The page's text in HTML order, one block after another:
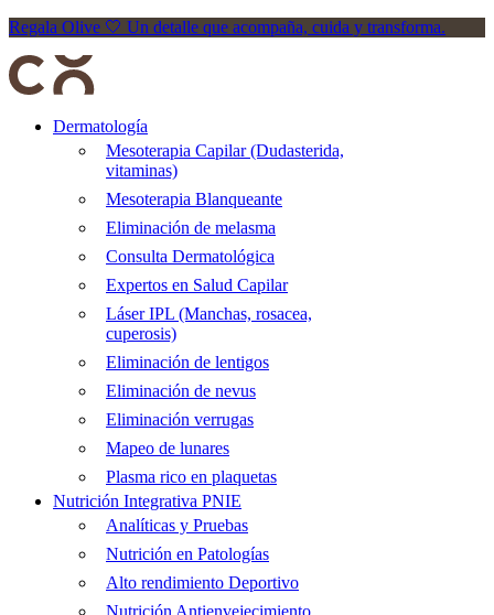
Regala Olive 🤍 Un detalle que acompaña, cuida y transforma.
Dermatología
Mesoterapia Capilar (Dudasterida,
vitaminas)
Mesoterapia Blanqueante
Eliminación de melasma
Consulta Dermatológica
Expertos en Salud Capilar
Láser IPL (Manchas, rosacea,
cuperosis)
Eliminación de lentigos
Eliminación de nevus
Eliminación verrugas
Mapeo de lunares
Plasma rico en plaquetas
Nutrición Integrativa PNIE
Analíticas y Pruebas
Nutrición en Patologías
Alto rendimiento Deportivo
Nutrición Antienvejecimiento